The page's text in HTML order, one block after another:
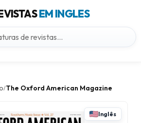
EM INGLES
/The Oxford American Magazine
Inglês